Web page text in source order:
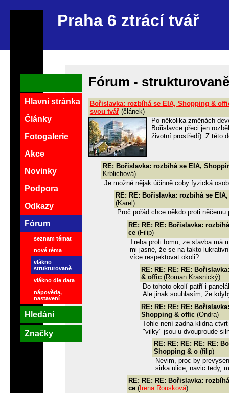
Praha 6 ztrácí tvář
Fórum - strukturovaně
Bořislavka: rozbíhá se EIA, Shopping &
svou tvář(článek)
Po několika změnách
Bořislavce přeci jen
životní prostředí). Z této
RE: Bořislavka: rozbíhá se EIA,
Krblichová)
Je možné nějak účinně coby fyzická
RE: RE: Bořislavka: rozbíhá se
(Karel)
Proč pořád chce někdo proti něčemu
RE: RE: RE: Bořislavka:
ce(Filip)
Treba proti tomu, ze stavba má
mi jasné, že se na takto
více respektovat okoli?
RE: RE: RE: RE:
& offic(Roman Krasnický)
Do tohoto okolí patří i
Ale jinak souhlasím, že
RE: RE: RE: RE:
Shopping & offic(Ondra)
Tohle není zadna klidna
"vilky" jsou u dvouproude
RE: RE: RE: RE: RE:
Shopping & o(filip)
Nevim, proc by
sirka ulice, navic tedy,
RE: RE: RE: Bořislavka:
ce(Irena Rousková)
Hlavní stránka
Články
Fotogalerie
Akce
Novinky
Podpora
Odkazy
Fórum
seznam témat
nové téma
vlákno
strukturovaně
vlákno dle data
nápověda,
nastavení
Hledání
Značky